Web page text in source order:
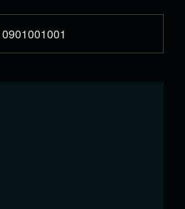
0901001001